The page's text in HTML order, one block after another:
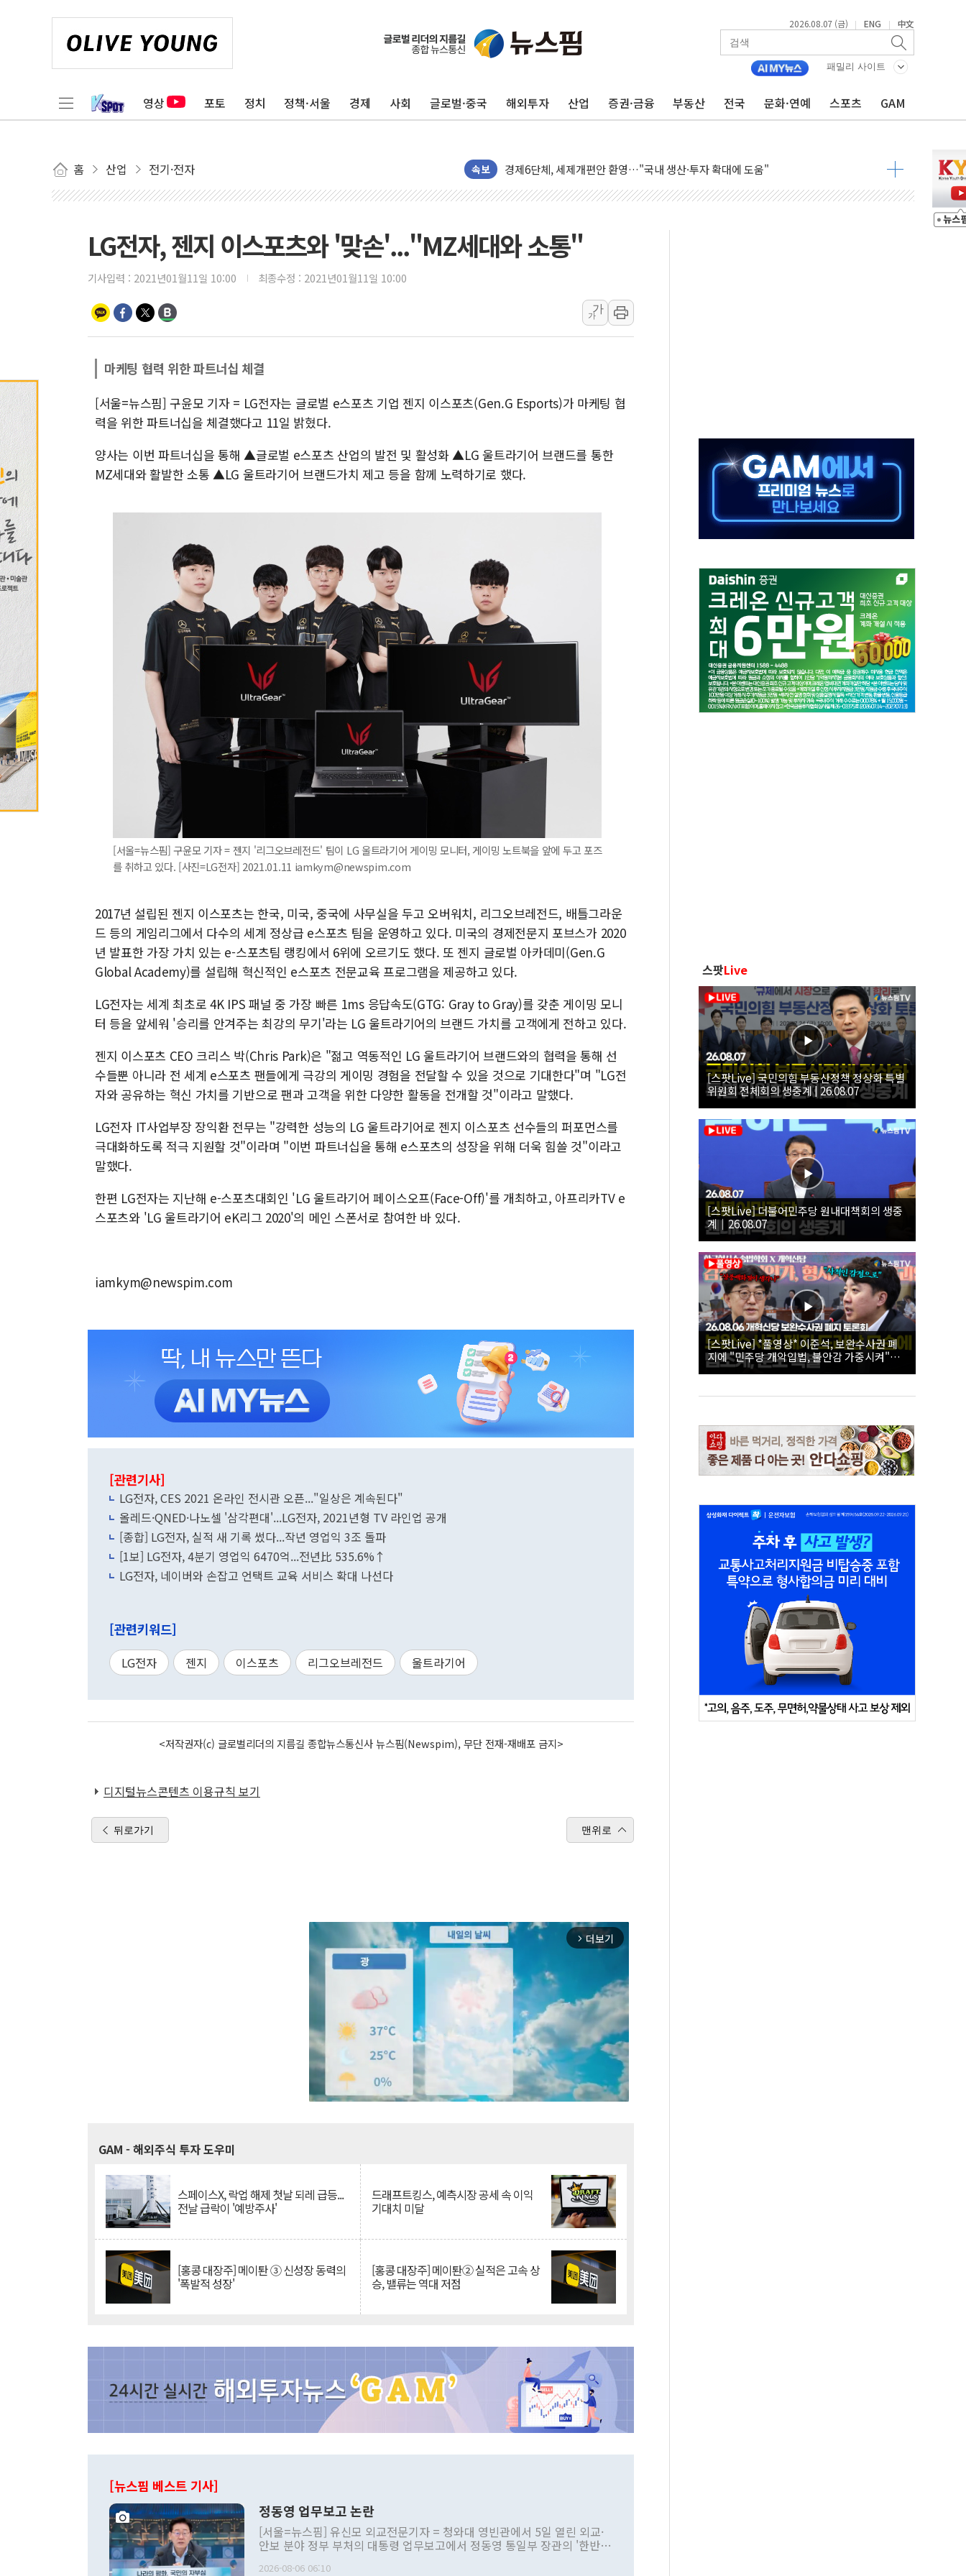
2026.08.07 (금) | ENG | 中文
패밀리 사이트
영상 포토 정치 정책·서울 경제 사회 글로벌·중국 해외투자 산업 증권·금융 부동산 전국 문화·연예 스포츠 GAM
홈 산업 전기·전자 속보
대상, 청정원 동물복지 청정유정란 3만5775알 기부
LG 엑사원, 구글·알리바바 제쳤다…산업 예측 AI 잇단 세계 1위
경제6단체, 세제개편안 환영…"국내 생산·투자 확대에 도움"
전세사기 등 '민생 전담재판부' 시범운영…평균 3개월 만에 1심 결론
남성, 'NS AI LINK' 월마트 3600개 매장 판매
예탁결제원, 비상장주식·조각투자 장외거래 청산결제 인프라 구축 착수
엑스플러스, '갤럭시 Z 플립8·폴드8' 전용 액세서리 출시
삼성증권, 연금저축계좌 ETF·리츠 온라인 거래수수료 우대
신한자산운용, 팔란티어 급등에 'SOL 팔란티어 커버드콜' ETF 주목
美 민주, 트럼프 측에 200만 달러 건넨 韓기업 조사… "관세 무마용 뇌물 의혹"
예천 실종신고 80대 남성 논둑서 숨진 채 발견
"35초마다 중국과 통신"...美보안기업, 중국제 공유기서 '백도어' 발견
원내대책회의 참석하는 한병도
LG전자, 젠지 이스포츠와 '맞손'..."MZ세대와 소통"
기사입력 : 2021년01월11일 10:00 최종수정 : 2021년01월11일 10:00
가
가
마케팅 협력 위한 파트너십 체결
[서울=뉴스핌] 구윤모 기자 = LG전자는 글로벌 e스포츠 기업 젠지 이스포츠(Gen.G Esports)가 마케팅 협
력을 위한 파트너십을 체결했다고 11일 밝혔다.
양사는 이번 파트너십을 통해 ▲글로벌 e스포츠 산업의 발전 및 활성화 ▲LG 울트라기어 브랜드를 통한
MZ세대와 활발한 소통 ▲LG 울트라기어 브랜드가치 제고 등을 함께 노력하기로 했다.
[서울=뉴스핌] 구윤모 기자 = 젠지 '리그오브레전드' 팀이 LG 울트라기어 게이밍 모니터, 게이밍 노트북을 앞에 두고 포즈
를 취하고 있다. [사진=LG전자] 2021.01.11 iamkym@newspim.com
2017년 설립된 젠지 이스포츠는 한국, 미국, 중국에 사무실을 두고 오버워치, 리그오브레전드, 배틀그라운
드 등의 게임리그에서 다수의 세계 정상급 e스포츠 팀을 운영하고 있다. 미국의 경제전문지 포브스가 2020
년 발표한 가장 가치 있는 e-스포츠팀 랭킹에서 6위에 오르기도 했다. 또 젠지 글로벌 아카데미(Gen.G
Global Academy)를 설립해 혁신적인 e스포츠 전문교육 프로그램을 제공하고 있다.
LG전자는 세계 최초로 4K IPS 패널 중 가장 빠른 1ms 응답속도(GTG: Gray to Gray)를 갖춘 게이밍 모니
터 등을 앞세워 '승리를 안겨주는 최강의 무기'라는 LG 울트라기어의 브랜드 가치를 고객에게 전하고 있다.
젠지 이스포츠 CEO 크리스 박(Chris Park)은 "젊고 역동적인 LG 울트라기어 브랜드와의 협력을 통해 선
수들뿐 아니라 전 세계 e스포츠 팬들에게 극강의 게이밍 경험을 전달할 수 있을 것으로 기대한다"며 "LG전
자와 공유하는 혁신 가치를 기반으로 팬과 고객을 위한 다양한 활동을 전개할 것"이라고 말했다.
LG전자 IT사업부장 장익환 전무는 "강력한 성능의 LG 울트라기어로 젠지 이스포츠 선수들의 퍼포먼스를
극대화하도록 적극 지원할 것"이라며 "이번 파트너십을 통해 e스포츠의 성장을 위해 더욱 힘쓸 것"이라고
말했다.
한편 LG전자는 지난해 e-스포츠대회인 'LG 울트라기어 페이스오프(Face-Off)'를 개최하고, 아프리카TV e
스포츠와 'LG 울트라기어 eK리그 2020'의 메인 스폰서로 참여한 바 있다.
iamkym@newspim.com
[관련기사]
LG전자, CES 2021 온라인 전시관 오픈..."일상은 계속된다"
올레드·QNED·나노셀 '삼각편대'...LG전자, 2021년형 TV 라인업 공개
[종합] LG전자, 실적 새 기록 썼다...작년 영업익 3조 돌파
[1보] LG전자, 4분기 영업익 6470억...전년比 535.6%↑
LG전자, 네이버와 손잡고 언택트 교육 서비스 확대 나선다
[관련키워드]
LG전자 젠지 이스포츠 리그오브레전드 울트라기어
<저작권자(c) 글로벌리더의 지름길 종합뉴스통신사 뉴스핌(Newspim), 무단 전재-재배포 금지>
디지털뉴스콘텐츠 이용규칙 보기
뒤로가기 맨위로
arrow_forward_ios 더보기
GAM - 해외주식 투자 도우미
스페이스X, 락업 해제 첫날 되레 급등...
전날 급락이 '예방주사'
드래프트킹스, 예측시장 공세 속 이익
기대치 미달
[홍콩 대장주] 메이퇀 ③ 신성장 동력의
'폭발적 성장'
[홍콩 대장주] 메이퇀② 실적은 고속 상
승, 밸류는 역대 저점
[뉴스핌 베스트 기사]
정동영 업무보고 논란
[서울=뉴스핌] 유신모 외교전문기자 = 청와대 영빈관에서 5일 열린 외교·
안보 분야 정부 부처의 대통령 업무보고에서 정동영 통일부 장관의 '한반도
2026-08-06 06:10
스팟Live
[스팟Live] 국민의힘 부동산정책 정상화 특별
위원회 전체회의 생중계 | 26.08.07
[스팟Live] 더불어민주당 원내대책회의 생중
계｜26.08.07
[스팟Live] *풀영상* 이준석, 보완수사권 폐
지에 "민주당 개악입법, 불안감 가중시켜"｜
26.08.06 개혁신당 보완수사권 폐지 토론회